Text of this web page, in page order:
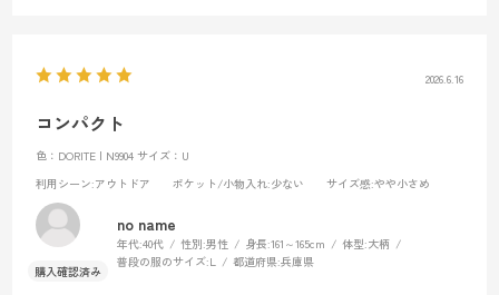
2026.6.16
コンパクト
色：DORITE | N9904 サイズ：U
利用シーン:アウトドア ポケット/小物入れ:少ない サイズ感:やや小さめ
no name
年代:40代 性別:男性 身長:161～165cm 体型:大柄
普段の服のサイズ:L 都道府県:兵庫県